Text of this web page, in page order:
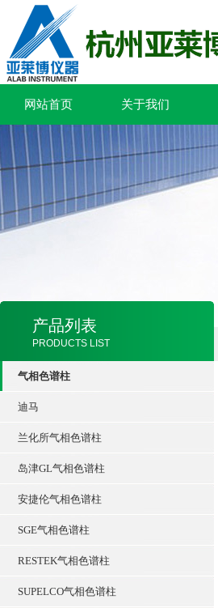
网站首页 关于我们
产品列表
PRODUCTS LIST
气相色谱柱
迪马
兰化所气相色谱柱
岛津GL气相色谱柱
安捷伦气相色谱柱
SGE气相色谱柱
RESTEK气相色谱柱
SUPELCO气相色谱柱